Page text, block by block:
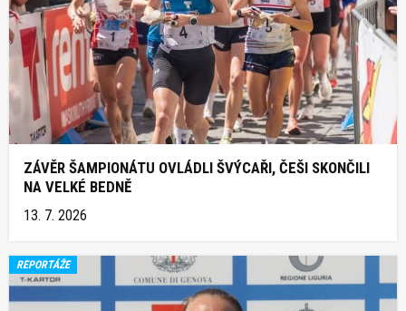
ZÁVĚR ŠAMPIONÁTU OVLÁDLI ŠVÝCAŘI, ČEŠI SKONČILI
NA VELKÉ BEDNĚ
13. 7. 2026
REPORTÁŽE